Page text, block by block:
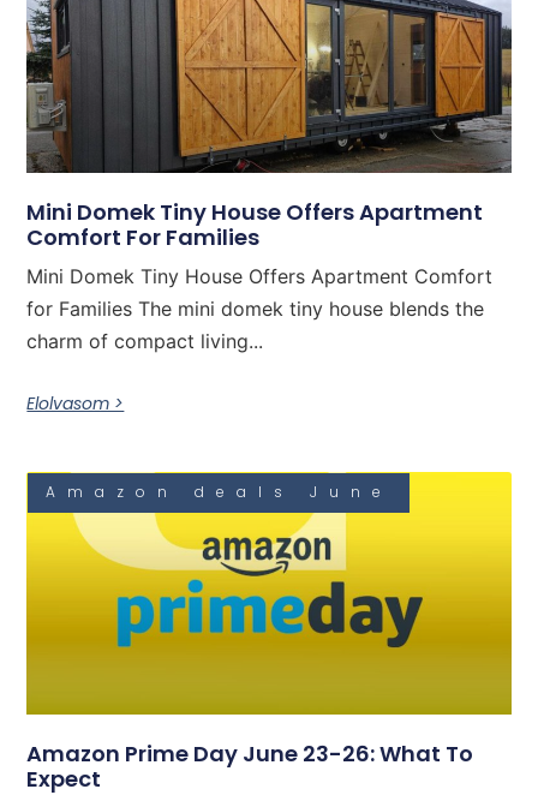
Mini Domek Tiny House Offers Apartment
Comfort For Families
Mini Domek Tiny House Offers Apartment Comfort
for Families The mini domek tiny house blends the
charm of compact living...
Elolvasom >
Amazon deals June
Amazon Prime Day June 23-26: What To
Expect